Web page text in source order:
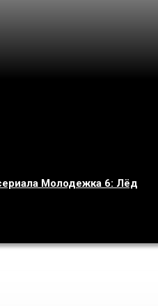
Молодежка 6: Лёд